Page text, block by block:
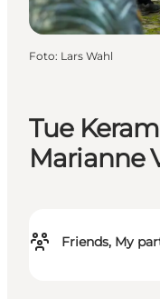
Tue
Marianne
Friends, My
Foto: Lars Wahl